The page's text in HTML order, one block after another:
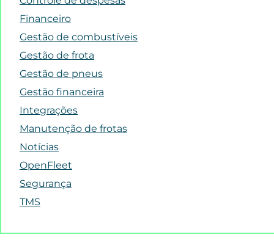
Financeiro
Gestão de combustíveis
Gestão de frota
Gestão de pneus
Gestão financeira
Integrações
Manutenção de frotas
Notícias
OpenFleet
Segurança
TMS